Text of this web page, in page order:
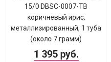
15/0 DBSC-0007-ТВ
коричневый ирис,
металлизированный, 1 туба
(около 7 грамм)
1 395 руб.